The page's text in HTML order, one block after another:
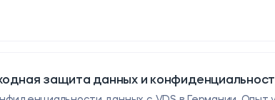
защита данных и